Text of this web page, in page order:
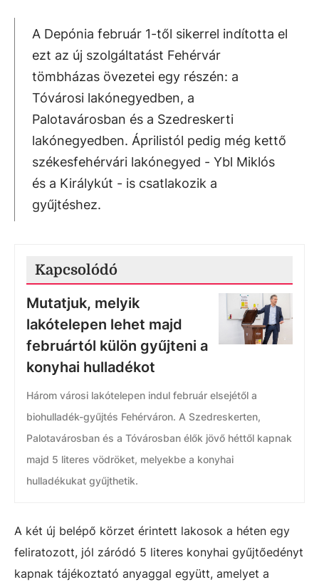
A Depónia február 1-től sikerrel indította el
ezt az új szolgáltatást Fehérvár
tömbházas övezetei egy részén: a
Tóvárosi lakónegyedben, a
Palotavárosban és a Szedreskerti
lakónegyedben. Áprilistól pedig még kettő
székesfehérvári lakónegyed - Ybl Miklós
és a Királykút - is csatlakozik a
gyűjtéshez.
Kapcsolódó
Mutatjuk, melyik
lakótelepen lehet majd
februártól külön gyűjteni a
konyhai hulladékot
Három városi lakótelepen indul február elsejétől a
biohulladék-gyűjtés Fehérváron. A Szedreskerten,
Palotavárosban és a Tóvárosban élők jövő héttől kapnak
majd 5 literes vödröket, melyekbe a konyhai
hulladékukat gyűjthetik.
A két új belépő körzet érintett lakosok a héten egy
feliratozott, jól záródó 5 literes konyhai gyűjtőedényt
kapnak tájékoztató anyaggal együtt, amelyet a